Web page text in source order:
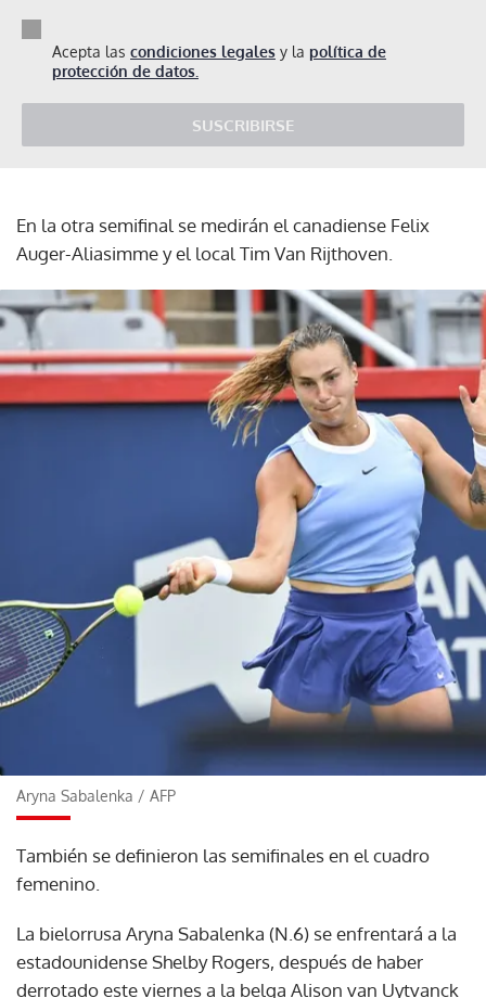
Acepta las condiciones legales y la política de
protección de datos.
SUSCRIBIRSE
En la otra semifinal se medirán el canadiense Felix
Auger-Aliasimme y el local Tim Van Rijthoven.
Aryna Sabalenka / AFP
También se definieron las semifinales en el cuadro
femenino.
La bielorrusa Aryna Sabalenka (N.6) se enfrentará a la
estadounidense Shelby Rogers, después de haber
derrotado este viernes a la belga Alison van Uytvanck